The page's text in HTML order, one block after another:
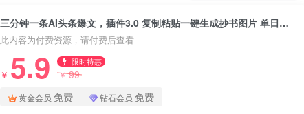
三分钟一条AI头条爆文，插件3.0 复制粘贴一键生成抄书图片 单日变现四位数
此内容为付费资源，请付费后查看
￥ 5.9 限时特惠
￥99
黄金会员 免费 钻石会员 免费